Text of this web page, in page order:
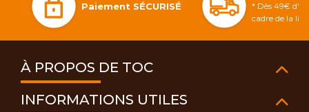
Paiement SÉCURISÉ
* Dès 49€
cadre de la
À PROPOS DE TOC
INFORMATIONS UTILES